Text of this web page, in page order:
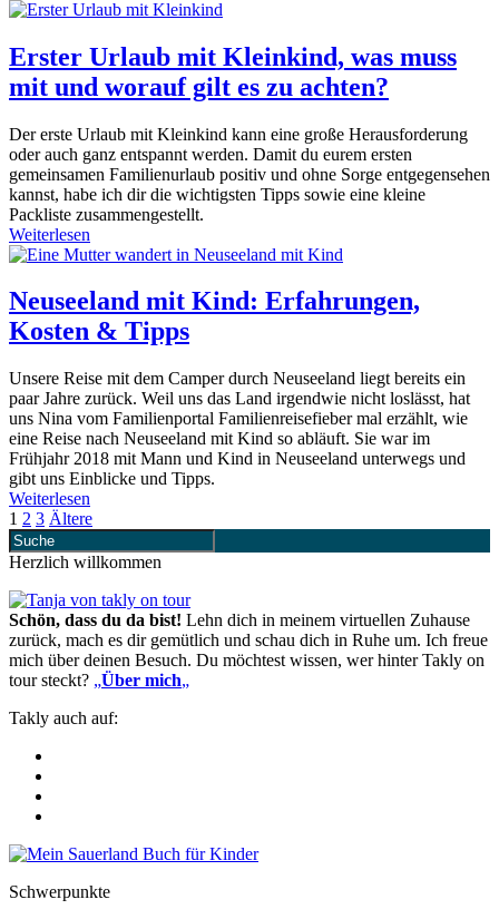
Erster Urlaub mit Kleinkind, was muss
mit und worauf gilt es zu achten?
Der erste Urlaub mit Kleinkind kann eine große Herausforderung
oder auch ganz entspannt werden. Damit du eurem ersten
gemeinsamen Familienurlaub positiv und ohne Sorge entgegensehen
kannst, habe ich dir die wichtigsten Tipps sowie eine kleine
Packliste zusammengestellt.
Weiterlesen
Neuseeland mit Kind: Erfahrungen,
Kosten & Tipps
Unsere Reise mit dem Camper durch Neuseeland liegt bereits ein
paar Jahre zurück. Weil uns das Land irgendwie nicht loslässt, hat
uns Nina vom Familienportal Familienreisefieber mal erzählt, wie
eine Reise nach Neuseeland mit Kind so abläuft. Sie war im
Frühjahr 2018 mit Mann und Kind in Neuseeland unterwegs und
gibt uns Einblicke und Tipps.
Weiterlesen
1 2 3 Ältere
Herzlich willkommen
Schön, dass du da bist! Lehn dich in meinem virtuellen Zuhause
zurück, mach es dir gemütlich und schau dich in Ruhe um. Ich freue
mich über deinen Besuch. Du möchtest wissen, wer hinter Takly on
tour steckt? „Über mich„
Takly auch auf:
Schwerpunkte